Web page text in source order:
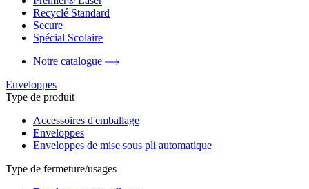
Recyclé Standard
Secure
Spécial Scolaire
Notre catalogue
Enveloppes
Type de produit
Accessoires d'emballage
Enveloppes
Enveloppes de mise sous pli automatique
Type de fermeture/usages